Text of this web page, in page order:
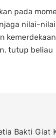
pada
nilai-
tutup beliau
Bakti Giat